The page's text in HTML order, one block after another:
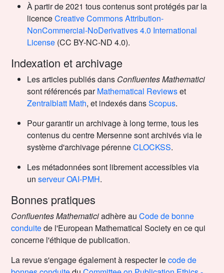
À partir de 2021 tous contenus sont protégés par la
licenceCreative Commons Attribution-
NonCommercial-NoDerivatives 4.0 International
License (CC BY-NC-ND 4.0).
Indexation et archivage
Les articles publiés dans Confluentes Mathematici
sont référencés parMathematical Reviewset
Zentralblatt Math, et indexés dansScopus.
Pour garantir un archivage à long terme, tous les
contenus du centre Mersenne sont archivés via le
système d'archivage pérenneCLOCKSS.
Les métadonnées sont librement accessibles via
un serveur OAI-PMH.
Bonnes pratiques
Confluentes Mathematiciadhère au Code de bonne
conduitede l'European Mathematical Society en ce qui
concerne l'éthique de publication.
La revue s'engage également à respecter lecode de